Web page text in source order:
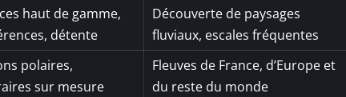
haut de gamme,
détente
Découverte de paysages
fluviaux, escales fréquentes
polaires,
sur mesure
Fleuves de France, d’Europe et
du reste du monde